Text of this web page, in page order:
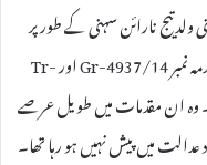
تیج نارائن سہنی کے طور پر
ہوئی ہے۔ عدالت نے مکیش سہنی کے خلاف مقدمہ نمبر Gr-4937/14 اور Tr-
وہ ان مقدمات میں طویل عرصے
میں پیش نہیں ہو رہا تھا۔